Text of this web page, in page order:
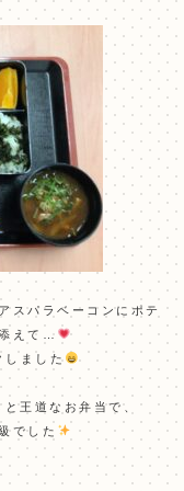
スパラベーコンにポテ
えて…
しました
王道なお弁当で、
でした